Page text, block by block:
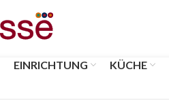
EINRICHTUNG KÜCHE